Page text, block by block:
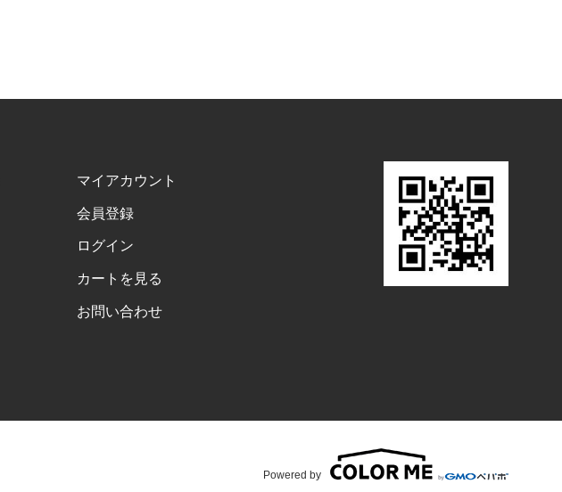
マイアカウント
会員登録
ログイン
カートを見る
お問い合わせ
Powered by